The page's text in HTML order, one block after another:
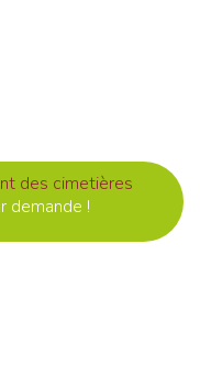
des cimetières
demande !